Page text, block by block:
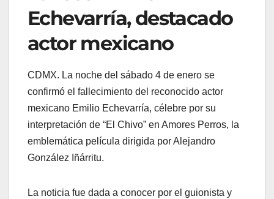
Echevarría, destacado
actor mexicano
CDMX. La noche del sábado 4 de enero se
confirmó el fallecimiento del reconocido actor
mexicano Emilio Echevarría, célebre por su
interpretación de “El Chivo” en Amores Perros, la
emblemática película dirigida por Alejandro
González Iñárritu.
La noticia fue dada a conocer por el guionista y